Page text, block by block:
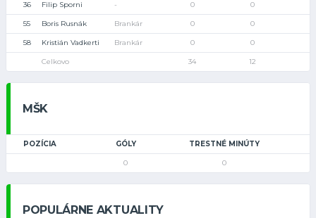
36 Filip Sporni - 0 0
55 Boris Rusnák Brankár 0 0
58 Kristián Vadkerti Brankár 0 0
Celkovo 34 12
MŠK
POZÍCIA GÓLY TRESTNÉ MINÚTY
0 0
POPULÁRNE AKTUALITY